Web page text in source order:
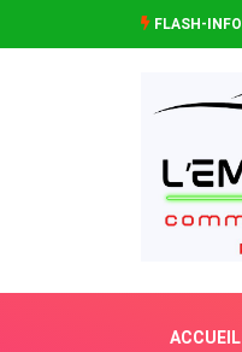
FLASH-INFO
ACCUEIL